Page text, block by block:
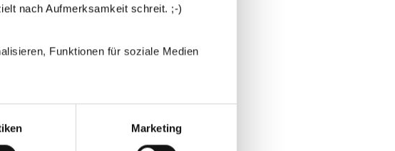
nach Aufmerksamkeit schreit. ;-)
Funktionen für soziale Medien
Marketing